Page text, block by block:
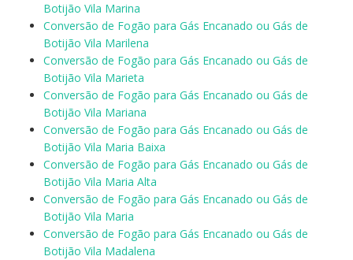
Botijão Vila Marina
Conversão de Fogão para Gás Encanado ou Gás de
Botijão Vila Marilena
Conversão de Fogão para Gás Encanado ou Gás de
Botijão Vila Marieta
Conversão de Fogão para Gás Encanado ou Gás de
Botijão Vila Mariana
Conversão de Fogão para Gás Encanado ou Gás de
Botijão Vila Maria Baixa
Conversão de Fogão para Gás Encanado ou Gás de
Botijão Vila Maria Alta
Conversão de Fogão para Gás Encanado ou Gás de
Botijão Vila Maria
Conversão de Fogão para Gás Encanado ou Gás de
Botijão Vila Madalena